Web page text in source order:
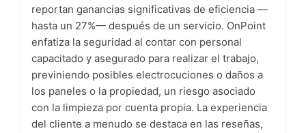
reportan ganancias significativas de eficiencia —
hasta un 27%— después de un servicio. OnPoint
enfatiza la seguridad al contar con personal
capacitado y asegurado para realizar el trabajo,
previniendo posibles electrocuciones o daños a
los paneles o la propiedad, un riesgo asociado
con la limpieza por cuenta propia. La experiencia
del cliente a menudo se destaca en las reseñas,